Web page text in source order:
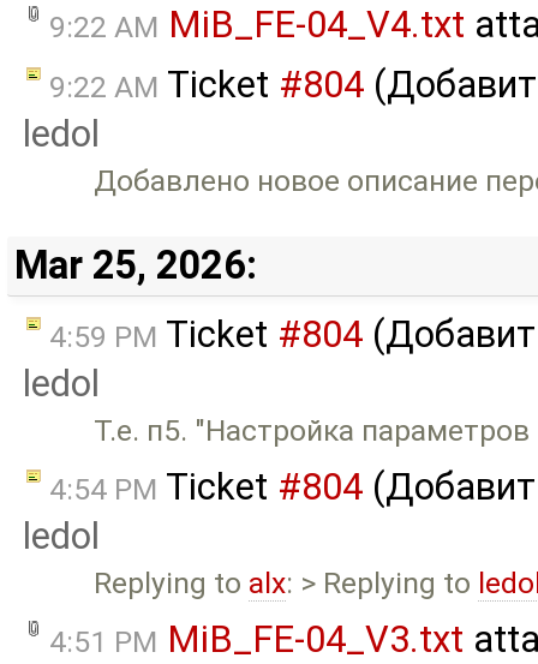
9:22 AM MiB_FE-04_V4.txt
9:22 AM Ticket #804
ledol
Добавлено новое описание
Mar 25, 2026:
4:59 PM Ticket #804
ledol
Т.е. п5. "Настройка
4:54 PM Ticket #804
ledol
Replying to alx: > Replying to
4:51 PM MiB_FE-04_V3.txt